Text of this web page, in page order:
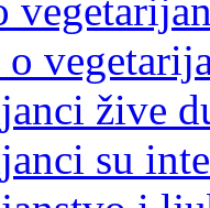
žive
su